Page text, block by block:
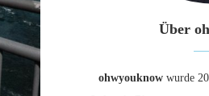
Über
ohwyouknowwurde